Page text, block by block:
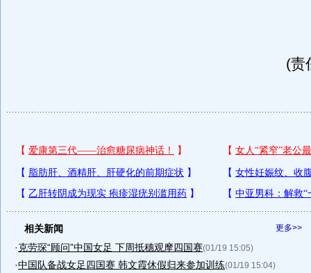
(责
更多>>
相关新闻
·克劳琛“顾问”中国女足 下周抵穗观摩四国赛(01/19 15:05)
·中国队备战女足四国赛 韩文霞休假归来参加训练(01/19 15:04)